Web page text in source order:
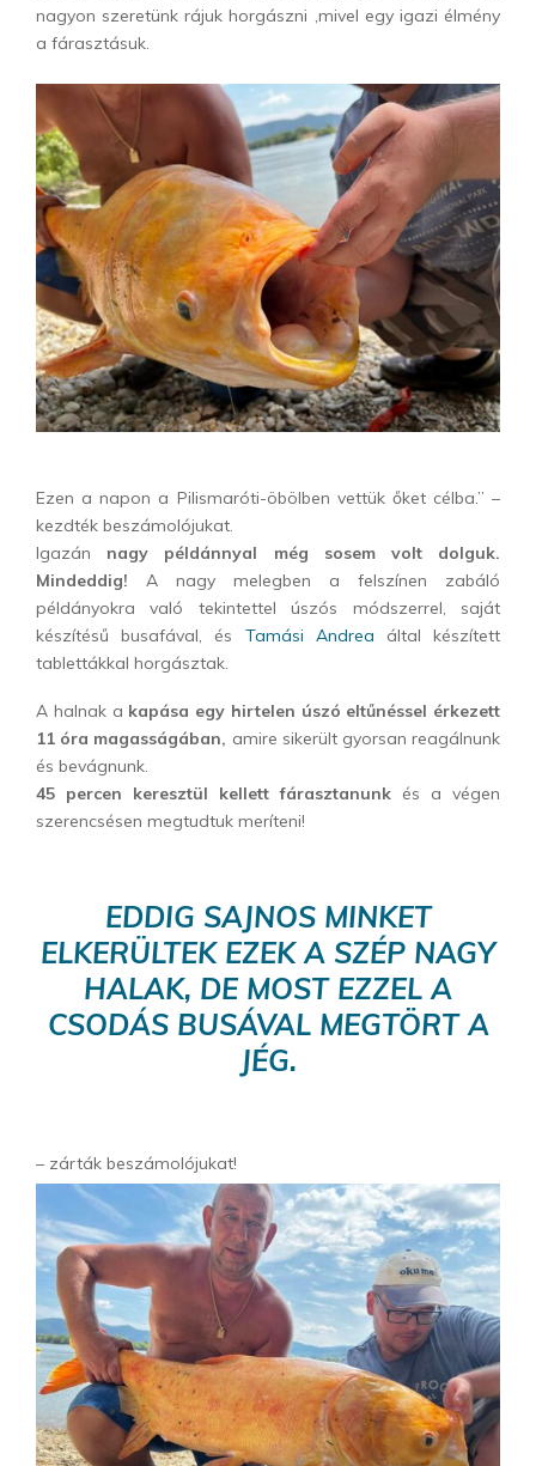
nagyon szeretünk rájuk horgászni ,mivel egy igazi élmény
a fárasztásuk.
Ezen a napon a Pilismaróti-öbölben vettük őket célba.” –
kezdték beszámolójukat.
Igazán nagy példánnyal még sosem volt dolguk.
Mindeddig! A nagy melegben a felszínen zabáló
példányokra való tekintettel úszós módszerrel, saját
készítésű busafával, és Tamási Andrea által készített
tablettákkal horgásztak.
A halnak a kapása egy hirtelen úszó eltűnéssel érkezett
11 óra magasságában, amire sikerült gyorsan reagálnunk
és bevágnunk.
45 percen keresztül kellett fárasztanunk és a végen
szerencsésen megtudtuk meríteni!
EDDIG SAJNOS MINKET
ELKERÜLTEK EZEK A SZÉP NAGY
HALAK, DE MOST EZZEL A
CSODÁS BUSÁVAL MEGTÖRT A
JÉG.
– zárták beszámolójukat!